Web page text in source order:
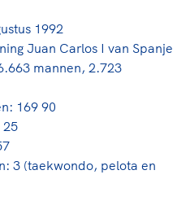
pleintjes, tijdens
te skaten of naar
topsport
1992
Juan Carlos I van Spanje
mannen, 2.723
169 90
25
3 (taekwondo, pelota en